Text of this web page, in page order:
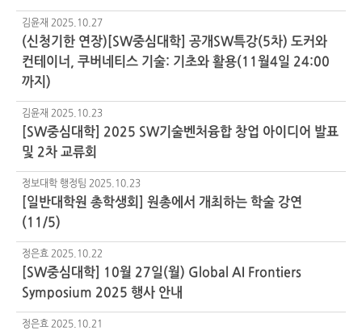
김윤재 2025.10.27
(신청기한 연장)[SW중심대학] 공개SW특강(5차) 도커와
컨테이너, 쿠버네티스 기술: 기초와 활용(11월4일 24:00
까지)
김윤재 2025.10.23
[SW중심대학] 2025 SW기술벤처융합 창업 아이디어 발표
및 2차 교류회
정보대학 행정팀 2025.10.23
[일반대학원 총학생회] 원총에서 개최하는 학술 강연
(11/5)
정은효 2025.10.22
[SW중심대학] 10월 27일(월) Global AI Frontiers
Symposium 2025 행사 안내
정은효 2025.10.21